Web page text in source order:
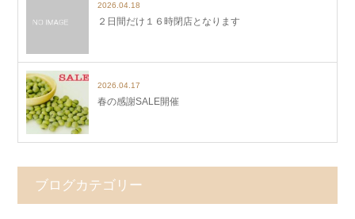
2026.04.18
２日間だけ１６時閉店となります
2026.04.17
春の感謝SALE開催
ブログカテゴリー